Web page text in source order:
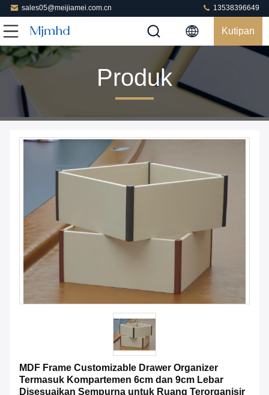
sales05@meijiamei.com.cn 13538396649
Kutipan
Produk
MDF Frame Customizable Drawer Organizer
Termasuk Kompartemen 6cm dan 9cm Lebar
Disesuaikan Sempurna untuk Ruang Terorganisir